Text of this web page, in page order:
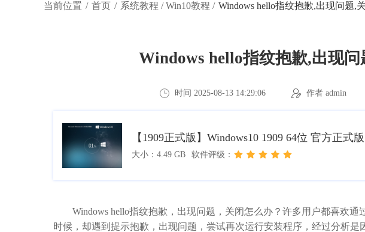
当前位置 / 首页 / 系统教程 /Win10教程 / Windows hello指纹抱歉,出现问题,
Windows hello指纹抱歉,出现
时间 2025-08-13 14:29:06 作者 admin
【1909正式版】Windows10 1909 64位 官方正式版
大小：4.49 GB 软件评级：
Windows hello指纹抱歉，出现问题，关闭怎么办？许多用户都喜欢通
时候，却遇到提示抱歉，出现问题，尝试再次运行安装程序，经过分析